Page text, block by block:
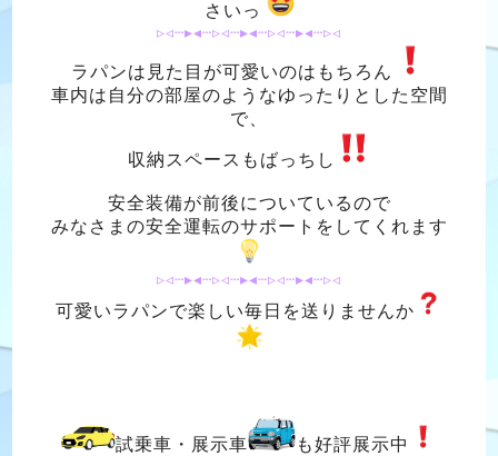
さいっ
▹◃┄▸◂┄▹◃┄▸◂┄▹◃┄▸◂┄▹◃
ラパンは見た目が可愛いのはもちろん
車内は自分の部屋のようなゆったりとした空間
で、
収納スペースもばっちし
安全装備が前後についているので
みなさまの安全運転のサポートをしてくれます
▹◃┄▸◂┄▹◃┄▸◂┄▹◃┄▸◂┄▹◃
可愛いラパンで楽しい毎日を送りませんか
試乗車・展示車 も好評展示中